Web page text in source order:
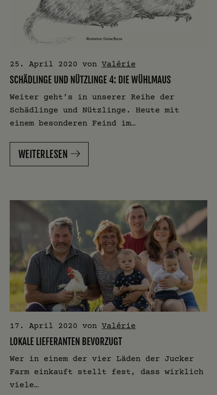
25. April 2020 von Valérie
SCHÄDLINGE UND NÜTZLINGE 4: DIE WÜHLMAUS
Weiter geht’s in unserer Reihe der
Schädlinge und Nützlinge. Heute mit
einem besonderen Feind im…
WEITERLESEN
17. April 2020 von Valérie
LOKALE LIEFERANTEN BEVORZUGT
Wer in einem der vier Läden der Jucker
Farm einkauft stellt fest, dass wirklich
viele…